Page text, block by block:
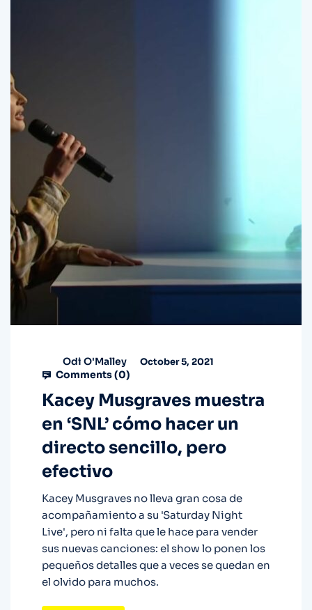
Odi O'Malley October 5, 2021
Comments (0)
Kacey Musgraves muestra
en ‘SNL’ cómo hacer un
directo sencillo, pero
efectivo
Kacey Musgraves no lleva gran cosa de
acompañamiento a su 'Saturday Night
Live', pero ni falta que le hace para vender
sus nuevas canciones: el show lo ponen los
pequeños detalles que a veces se quedan en
el olvido para muchos.